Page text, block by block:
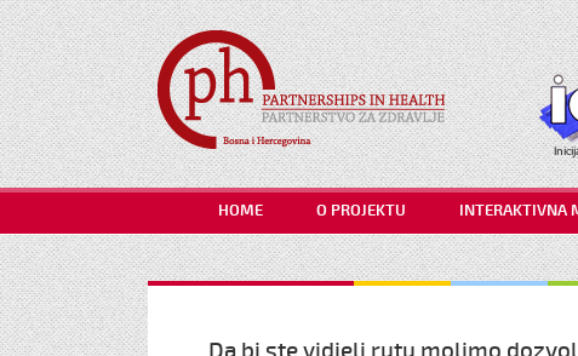
HOME O PROJEKTU INTERAKTIVNA